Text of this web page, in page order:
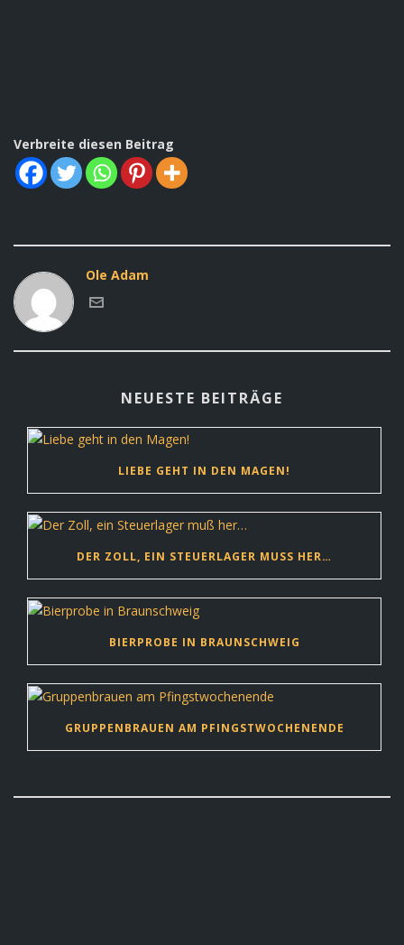
Verbreite diesen Beitrag
Ole Adam
NEUESTE BEITRÄGE
LIEBE GEHT IN DEN MAGEN!
DER ZOLL, EIN STEUERLAGER MUSS HER…
BIERPROBE IN BRAUNSCHWEIG
GRUPPENBRAUEN AM PFINGSTWOCHENENDE